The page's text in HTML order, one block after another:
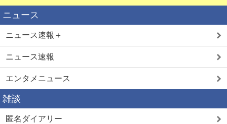
ニュース
ニュース速報＋
ニュース速報
エンタメニュース
雑談
匿名ダイアリー